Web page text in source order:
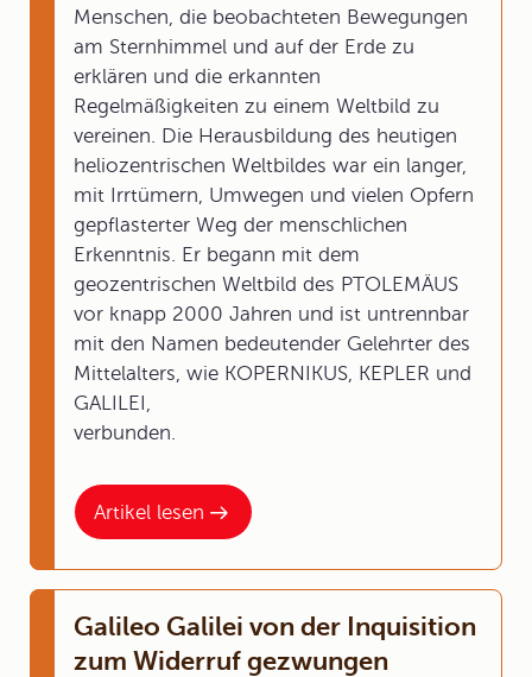
Artikel lesen
Menschen, die beobachteten Bewegungen
am Sternhimmel und auf der Erde zu
erklären und die erkannten
Regelmäßigkeiten zu einem Weltbild zu
vereinen. Die Herausbildung des heutigen
heliozentrischen Weltbildes war ein langer,
mit Irrtümern, Umwegen und vielen Opfern
gepflasterter Weg der menschlichen
Erkenntnis. Er begann mit dem
geozentrischen Weltbild des PTOLEMÄUS
vor knapp 2000 Jahren und ist untrennbar
mit den Namen bedeutender Gelehrter des
Mittelalters, wie KOPERNIKUS, KEPLER und
GALILEI,
verbunden.
Galileo Galilei von der Inquisition
zum Widerruf gezwungen